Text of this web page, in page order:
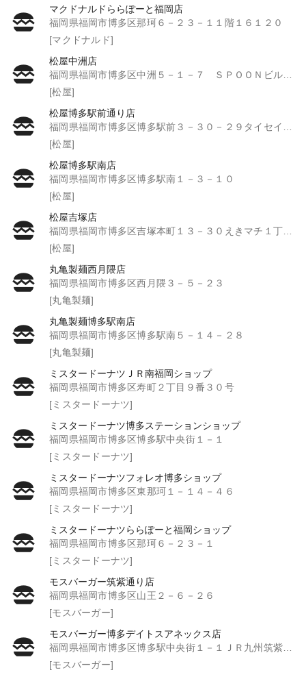
マクドナルドららぽーと福岡店
福岡県福岡市博多区那珂６－２３－１１階１６１２０
[マクドナルド]
松屋中洲店
福岡県福岡市博多区中洲５－１－７ ＳＰＯＯＮビル１階
[松屋]
松屋博多駅前通り店
福岡県福岡市博多区博多駅前３－３０－２９タイセイ第２ビル
[松屋]
松屋博多駅南店
福岡県福岡市博多区博多駅南１－３－１０
[松屋]
松屋吉塚店
福岡県福岡市博多区吉塚本町１３－３０えきマチ１丁目吉塚
[松屋]
丸亀製麺西月隈店
福岡県福岡市博多区西月隈３－５－２３
[丸亀製麺]
丸亀製麺博多駅南店
福岡県福岡市博多区博多駅南５－１４－２８
[丸亀製麺]
ミスタードーナツＪＲ南福岡ショップ
福岡県福岡市博多区寿町２丁目９番３０号
[ミスタードーナツ]
ミスタードーナツ博多ステーションショップ
福岡県福岡市博多区博多駅中央街１－１
[ミスタードーナツ]
ミスタードーナツフォレオ博多ショップ
福岡県福岡市博多区東那珂１－１４－４６
[ミスタードーナツ]
ミスタードーナツららぽーと福岡ショップ
福岡県福岡市博多区那珂６－２３－１
[ミスタードーナツ]
モスバーガー筑紫通り店
福岡県福岡市博多区山王２－６－２６
[モスバーガー]
モスバーガー博多デイトスアネックス店
福岡県福岡市博多区博多駅中央街１－１ＪＲ九州筑紫ビル２階
[モスバーガー]